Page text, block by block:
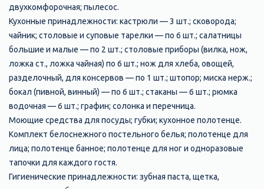
двухкомфорочная; пылесос.
Кухонные принадлежности: кастрюли — 3 шт.; сковорода;
чайник; столовые и суповые тарелки — по 6 шт.; салатницы
большие и малые — по 2 шт.; столовые приборы (вилка, нож,
ложка ст., ложка чайная) по 6 шт.; нож для хлеба, овощей,
разделочный, для консервов — по 1 шт.; штопор; миска нерж.;
бокал (пивной, винный) — по 6 шт.; стаканы — 6 шт.; рюмка
водочная — 6 шт.; графин; солонка и перечница.
Моющие средства для посуды; губки; кухонное полотенце.
Комплект белоснежного постельного белья; полотенце для
лица; полотенце банное; полотенце для ног и одноразовые
тапочки для каждого гостя.
Гигиенические принадлежности: зубная паста, щетка,